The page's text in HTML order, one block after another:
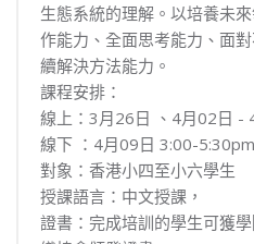
生態系統的理解。以培養未
作能力、全面思考能力、面
續解決方法能力。
課程安排：
線上：3月26日 、4月02日 -
線下 ：4月09日 3:00-5:30pm
對象：香港小四至小六學生
授課語言：中文授課，
證書：完成培訓的學生可獲